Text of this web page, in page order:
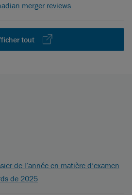
merger reviews
tout
de l’année en matière d’examen
de 2025